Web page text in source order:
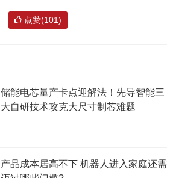
点赞(101)
储能电芯量产卡点迎解法！先导智能三
大自研技术攻克大尺寸制芯难题
产品成本居高不下 机器人进入家庭还需